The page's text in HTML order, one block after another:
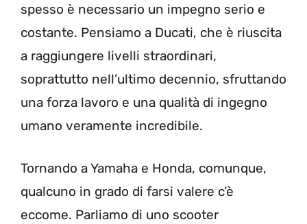
spesso è necessario un impegno serio e
costante. Pensiamo a Ducati, che è riuscita
a raggiungere livelli straordinari,
soprattutto nell’ultimo decennio, sfruttando
una forza lavoro e una qualità di ingegno
umano veramente incredibile.
Tornando a Yamaha e Honda, comunque,
qualcuno in grado di farsi valere c’è
eccome. Parliamo di uno scooter